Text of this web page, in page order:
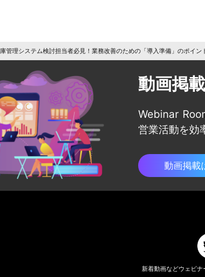
管理システム検討担当者必見！業務改善のための「導入準備」のポイン
動画掲
Webinar
営業活動を効
動画掲載
新着動画などウェビナ